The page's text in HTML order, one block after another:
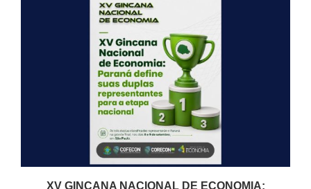
XV GINCANA NACIONAL DE ECONOMIA: